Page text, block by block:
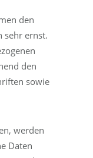
den
sehr ernst.
den
sowie
werden
Daten